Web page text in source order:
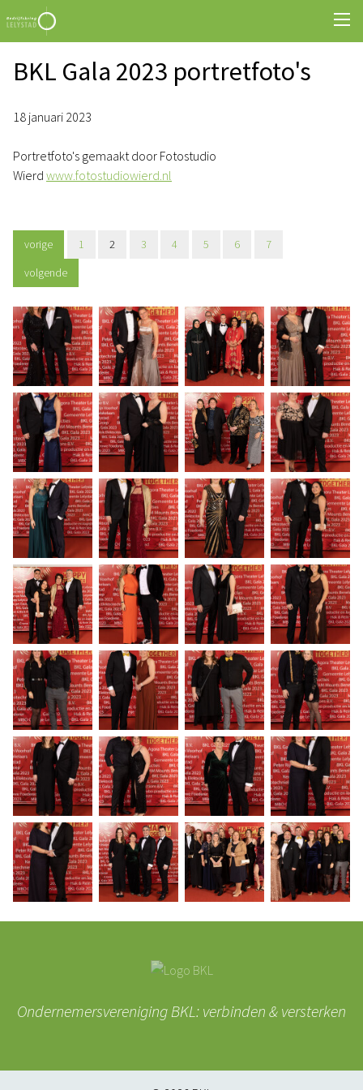
BKL Gala 2023 portretfoto's
18 januari 2023
Portretfoto's gemaakt door Fotostudio
Wierd www.fotostudiowierd.nl
vorige 1 2 3 4 5 6
7
volgende
Ondernemersvereniging BKL: verbinden & versterken